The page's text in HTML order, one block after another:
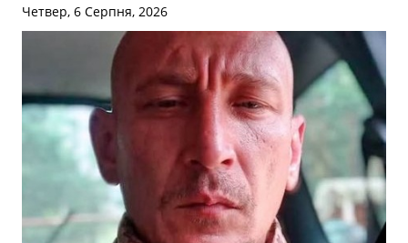
Четвер, 6 Серпня, 2026